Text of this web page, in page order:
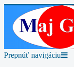
Prepnúť navigáciu